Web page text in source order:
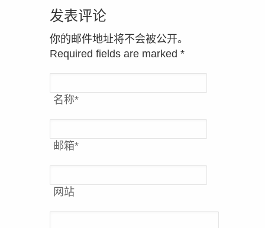
发表评论
你的邮件地址将不会被公开。
Required fields are marked *
名称*
邮箱*
网站